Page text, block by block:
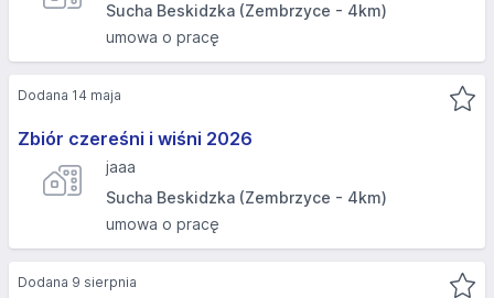
Sucha Beskidzka (Zembrzyce - 4km)
umowa o pracę
Zbiór czereśni i wiśni 2026
jaaa
Sucha Beskidzka (Zembrzyce - 4km)
umowa o pracę
Dodana 14 maja
Dodana 9 sierpnia